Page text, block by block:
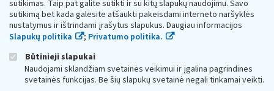
sutikimas. Taip pat galite sutikti ir su kitų slapukų naudojimu. Savo
sutikimą bet kada galėsite atšaukti pakeisdami interneto naršyklės
nustatymus ir ištrindami įrašytus slapukus. Daugiau informacijos
Slapukų politika
; Privatumo politika.
Būtinieji slapukai
Naudojami sklandžiam svetainės veikimui ir įgalina pagrindines
svetainės funkcijas. Be šių slapukų svetainė negali tinkamai veikti.
adresas: Vasario 16-osios g. 14, 01107 Vilnius, Lietuva, el.paštas:
vmi@vmi.lt, E. pristatymo dėžutės adresas 188659752
Duomenys apie Valstybinę mokesčių inspekciją prie Lietuvos
Respublikos finansų ministerijos kaupiami ir saugomi Juridinių